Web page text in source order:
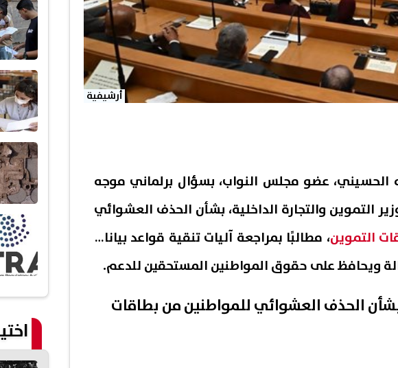
أرشيفية
الحسيني، عضو مجلس النواب، بسؤال برلماني موجه
التموين والتجارة الداخلية، بشأن الحذف العشوائي
التموين، مطالبًا بمراجعة آليات تنقية قواعد بيانات
ويحافظ على حقوق المواطنين المستحقين للدعم.
الحذف العشوائي للمواطنين من بطاقات